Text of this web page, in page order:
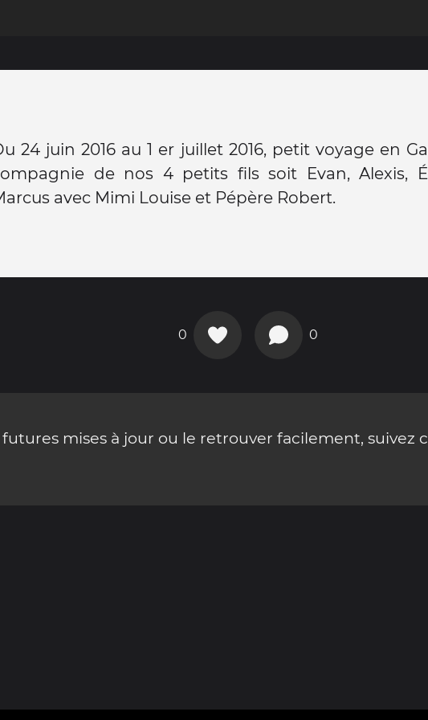
24 juin 2016 au 1 er juillet 2016, petit voyage en
de nos 4 petits fils soit Evan, Alexis,
avec Mimi Louise et Pépère Robert.
0 0
mises à jour ou le retrouver facilement, suivez